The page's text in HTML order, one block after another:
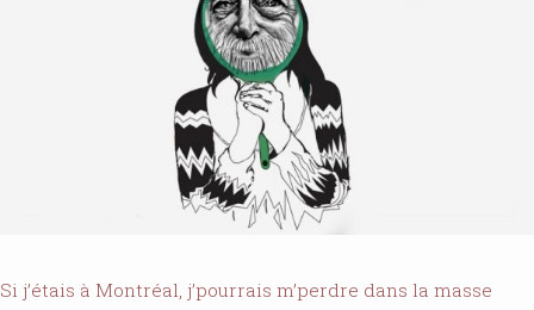
Si j’étais à Montréal, j’pourrais m’perdre dans la masse